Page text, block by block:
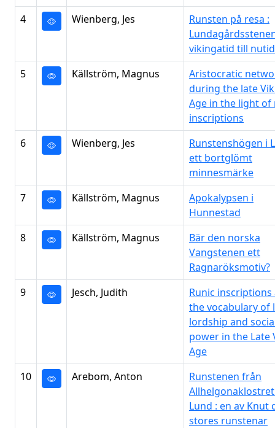
4
Wienberg, Jes
Runsten på resa :
vikingatid till nutid
5
Källström, Magnus
Aristocratic
during the late
Age in the light of
inscriptions
6
Wienberg, Jes
Runstenshögen i
ett bortglömt
minnesmärke
7
Källström, Magnus
Apokalypsen i
Hunnestad
8
Källström, Magnus
Bär den norska
Vangstenen ett
Ragnaröksmotiv?
9
Jesch, Judith
Runic inscriptions
the vocabulary of
lordship and
power in the Late
Age
10
Arebom, Anton
Runstenen från
Lund : en av Knut
stores runstenar